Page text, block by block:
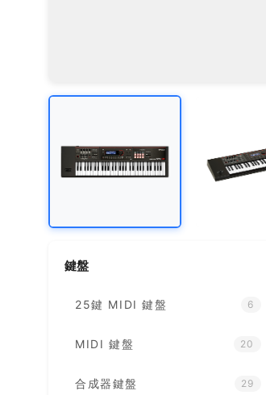
鍵盤
25鍵 MIDI 鍵盤 6
MIDI 鍵盤 20
合成器鍵盤 29